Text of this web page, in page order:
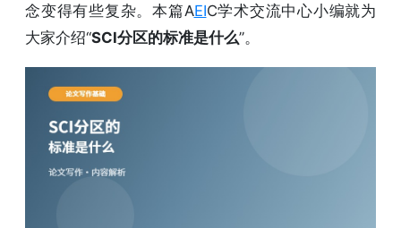
念变得有些复杂。本篇AEIC学术交流中心小编就为
大家介绍“SCI分区的标准是什么”。